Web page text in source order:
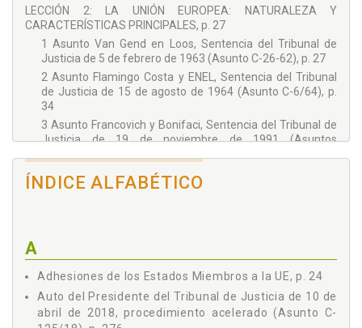
LECCIÓN 2: LA UNIÓN EUROPEA: NATURALEZA Y
CARACTERÍSTICAS PRINCIPALES, p. 27
1 Asunto Van Gend en Loos, Sentencia del Tribunal de
Justicia de 5 de febrero de 1963 (Asunto C-26-62), p. 27
2 Asunto Flamingo Costa y ENEL, Sentencia del Tribunal
de Justicia de 15 de agosto de 1964 (Asunto C-6/64), p.
34
3 Asunto Francovich y Bonifaci, Sentencia del Tribunal de
Justicia de 19 de noviembre de 1991 (Asuntos
4 Bibliografía, p. 59
Capítulo II - LAS INSTITUCIONES, p. 61
Consejo por la que se modifica la Directiva 2006/1/CE,
relativa a la utilización de vehículos alquilados sin
conductor en el transporte de mercancías por carretera»
[COM(2017) 282 final — 2017/0113 (COD)], p. 61
2 Dictamen del Comité de las Regiones PROGRAMA DE
ÍNDICE ALFABÉTICO
A
Adhesiones de los Estados Miembros a la UE, p. 24
Auto del Presidente del Tribunal de Justicia de 10 de
abril de 2018, procedimiento acelerado (Asunto C-